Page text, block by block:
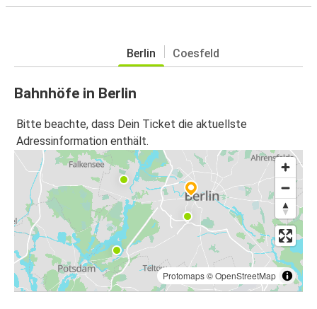
Berlin Coesfeld
Bahnhöfe in Berlin
Bitte beachte, dass Dein Ticket die aktuellste
Adressinformation enthält.
Protomaps©OpenStreetMap